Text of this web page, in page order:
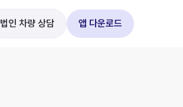
법인 차량 상담 앱 다운로드